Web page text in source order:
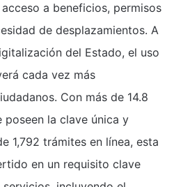
a beneficios, permisos
de desplazamientos. A
del Estado, el uso
cada vez más
Con más de 14.8
poseen la clave única y
1,792 trámites en línea, esta
en un requisito clave